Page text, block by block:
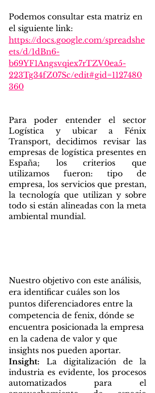
Podemos consultar esta matriz en
el siguiente link:
https://docs.google.com/spreadshe
ets/d/1dBn6-
b69YF1Angsvqiex7rTZV0ea5-
223Tg34fZ07Sc/edit#gid=1127480
360
Para poder entender el sector
Logística y ubicar a Fénix
Transport, decidimos revisar las
empresas de logística presentes en
España; los criterios que
utilizamos fueron: tipo de
empresa, los servicios que prestan,
la tecnología que utilizan y sobre
todo si están alineadas con la meta
ambiental mundial.
Nuestro objetivo con este análisis,
era identificar cuáles son los
puntos diferenciadores entre la
competencia de fenix, dónde se
encuentra posicionada la empresa
en la cadena de valor y que
insights nos pueden aportar.
Insight: La digitalización de la
industria es evidente, los procesos
automatizados para el